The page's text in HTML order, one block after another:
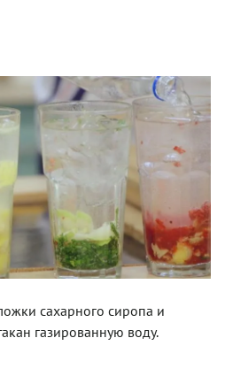
сахарного сиропа и
газированную воду.